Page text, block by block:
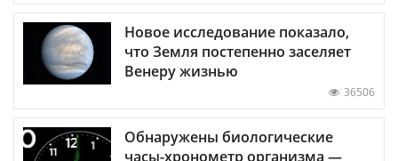
Новое исследование показало,
что Земля постепенно заселяет
Венеру жизнью
36506
Обнаружены биологические
часы-хронометр организма —